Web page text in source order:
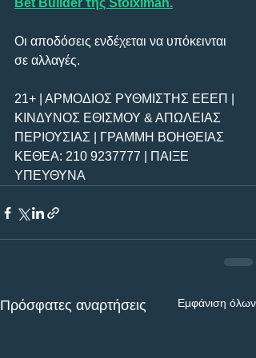
Bet Builder της Stoiximan.
Οι αποδόσεις ενδέχεται να υπόκεινται
σε αλλαγές.
21+ | ΑΡΜΟΔΙΟΣ ΡΥΘΜΙΣΤΗΣ ΕΕΕΠ |
ΚΙΝΔΥΝΟΣ ΕΘΙΣΜΟΥ & ΑΠΩΛΕΙΑΣ
ΠΕΡΙΟΥΣΙΑΣ | ΓΡΑΜΜΗ ΒΟΗΘΕΙΑΣ
ΚΕΘΕΑ: 210 9237777 | ΠΑΙΞΕ
ΥΠΕΥΘΥΝΑ
Πρόσφατες αναρτήσεις Εμφάνιση όλων